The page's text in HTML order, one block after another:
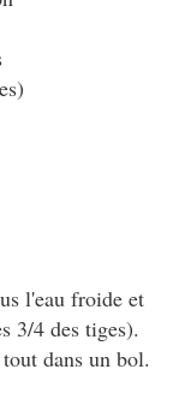
l'eau froide et
3/4 des tiges).
dans un bol.